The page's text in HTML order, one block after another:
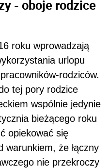
- oboje rodzice
roku wprowadzają
urlopu
rodziców.
tej pory rodzice
wspólnie jedynie
bieżącego roku
opiekować się
warunkiem, że łączny
nie przekroczy